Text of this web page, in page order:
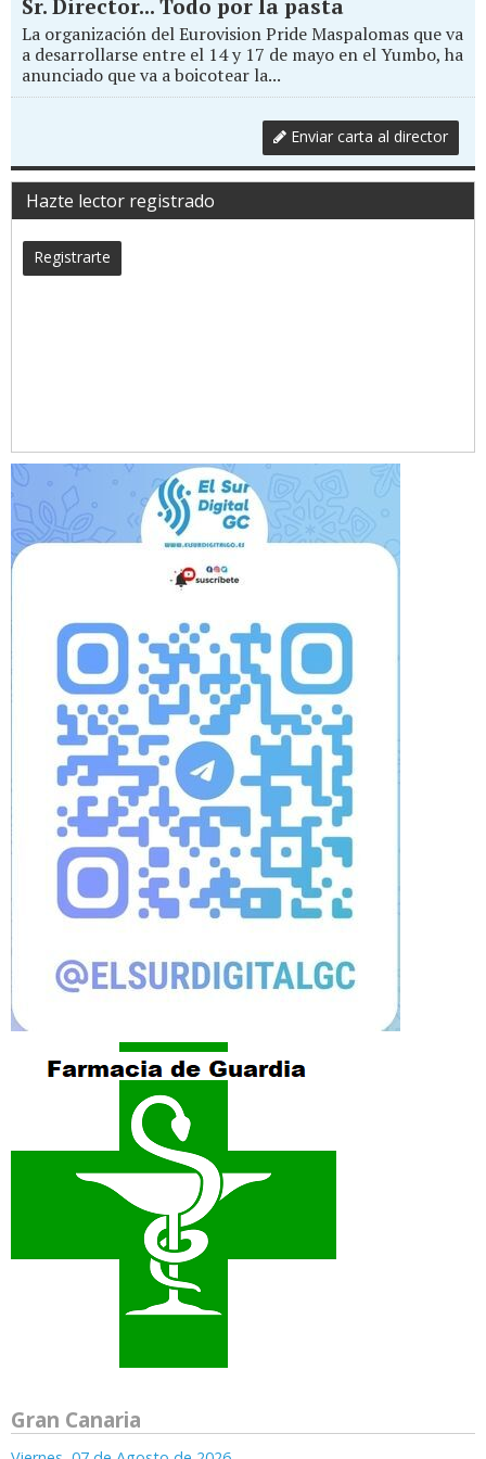
Sr. Director... Todo por la pasta
La organización del Eurovision Pride Maspalomas que va
a desarrollarse entre el 14 y 17 de mayo en el Yumbo, ha
anunciado que va a boicotear la...
Enviar carta al director
Hazte lector registrado
Registrarte
Gran Canaria